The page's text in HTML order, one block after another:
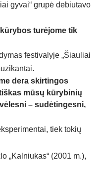
gyvai“ grupė debiutavo
turėjome tik
festivalyje „Šiauliai
dera skirtingos
mūsų kūrybinių
– sudėtingesni,
tiek tokių
„Kalniukas“ (2001 m.),